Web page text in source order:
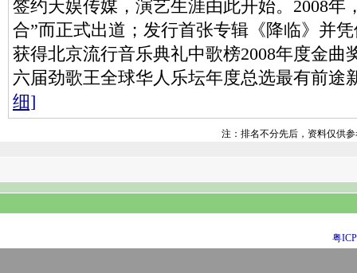
签约天娱传媒，演艺生涯由此开始。2008年
合”而正式出道；发行首张专辑《降临》并
获得北京流行音乐典礼中歌榜2008年度金曲
六届劲歌王全球华人乐坛年度总选最有前
细]
注：排名不分先后，资料仅供
粤